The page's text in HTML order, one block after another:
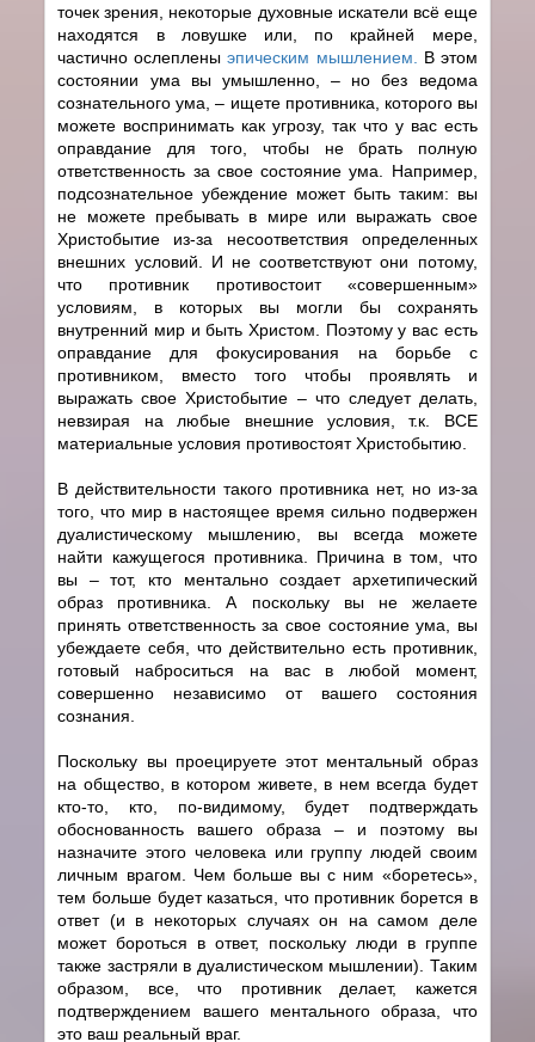
точек зрения, некоторые духовные искатели всё еще
находятся в ловушке или, по крайней мере,
частично ослеплены эпическим мышлением. В этом
состоянии ума вы умышленно, – но без ведома
сознательного ума, – ищете противника, которого вы
можете воспринимать как угрозу, так что у вас есть
оправдание для того, чтобы не брать полную
ответственность за свое состояние ума. Например,
подсознательное убеждение может быть таким: вы
не можете пребывать в мире или выражать свое
Христобытие из-за несоответствия определенных
внешних условий. И не соответствуют они потому,
что противник противостоит «совершенным»
условиям, в которых вы могли бы сохранять
внутренний мир и быть Христом. Поэтому у вас есть
оправдание для фокусирования на борьбе с
противником, вместо того чтобы проявлять и
выражать свое Христобытие – что следует делать,
невзирая на любые внешние условия, т.к. ВСЕ
материальные условия противостоят Христобытию.
В действительности такого противника нет, но из-за
того, что мир в настоящее время сильно подвержен
дуалистическому мышлению, вы всегда можете
найти кажущегося противника. Причина в том, что
вы – тот, кто ментально создает архетипический
образ противника. А поскольку вы не желаете
принять ответственность за свое состояние ума, вы
убеждаете себя, что действительно есть противник,
готовый наброситься на вас в любой момент,
совершенно независимо от вашего состояния
сознания.
Поскольку вы проецируете этот ментальный образ
на общество, в котором живете, в нем всегда будет
кто-то, кто, по-видимому, будет подтверждать
обоснованность вашего образа – и поэтому вы
назначите этого человека или группу людей своим
личным врагом. Чем больше вы с ним «боретесь»,
тем больше будет казаться, что противник борется в
ответ (и в некоторых случаях он на самом деле
может бороться в ответ, поскольку люди в группе
также застряли в дуалистическом мышлении). Таким
образом, все, что противник делает, кажется
подтверждением вашего ментального образа, что
это ваш реальный враг.